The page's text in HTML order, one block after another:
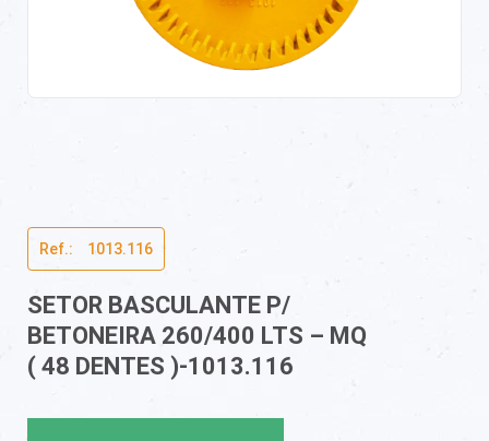
Ref.:ﾠ1013.116
SETOR BASCULANTE P/
BETONEIRA 260/400 LTS – MQ
( 48 DENTES )-1013.116